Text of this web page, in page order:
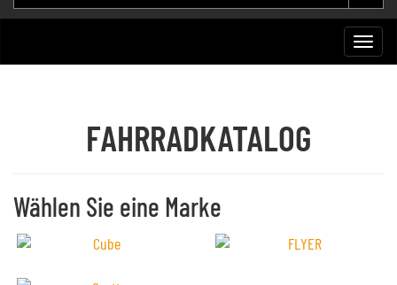
Toggle
FAHRRADKATALOG
Wählen Sie eine Marke